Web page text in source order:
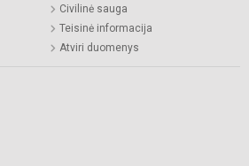
Civilinė sauga
Teisinė informacija
Atviri duomenys